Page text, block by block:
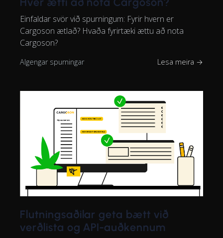
Einfaldar svör við spurningum: Fyrir hvern er
Cargoson ætlað? Hvaða fyrirtæki ættu að nota
Cargoson?
Algengar spurningar Lesa meira →
Flutningsaðilar geta bætt við
verðlista og API-auðkennum